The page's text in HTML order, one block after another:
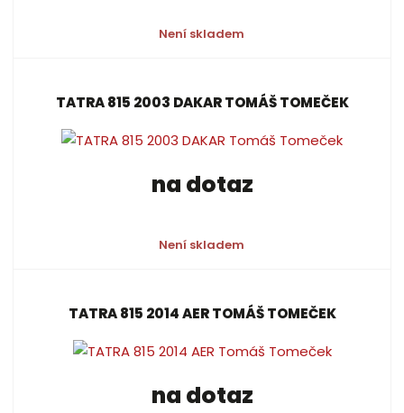
Není skladem
TATRA 815 2003 DAKAR TOMÁŠ TOMEČEK
na dotaz
Není skladem
TATRA 815 2014 AER TOMÁŠ TOMEČEK
na dotaz